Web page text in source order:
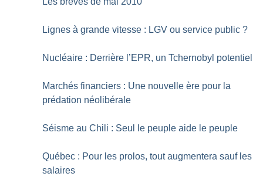
Lignes à grande vitesse : LGV ou service public ?
Nucléaire : Derrière l’EPR, un Tchernobyl potentiel
Marchés financiers : Une nouvelle ère pour la
prédation néolibérale
Séisme au Chili : Seul le peuple aide le peuple
Québec : Pour les prolos, tout augmentera sauf les
salaires